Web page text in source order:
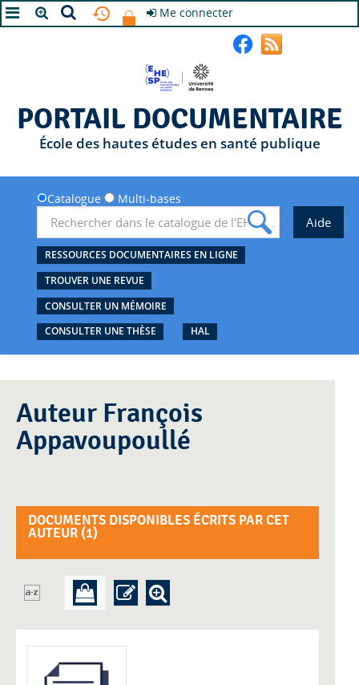
Me connecter
PORTAIL DOCUMENTAIRE
École des hautes études en santé publique
Catalogue Multi-bases
RESSOURCES DOCUMENTAIRES EN LIGNE
TROUVER UNE REVUE
CONSULTER UN MÉMOIRE
CONSULTER UNE THÈSE
HAL
Auteur François
Appavoupoullé
DOCUMENTS DISPONIBLES ÉCRITS PAR CET
AUTEUR (1)